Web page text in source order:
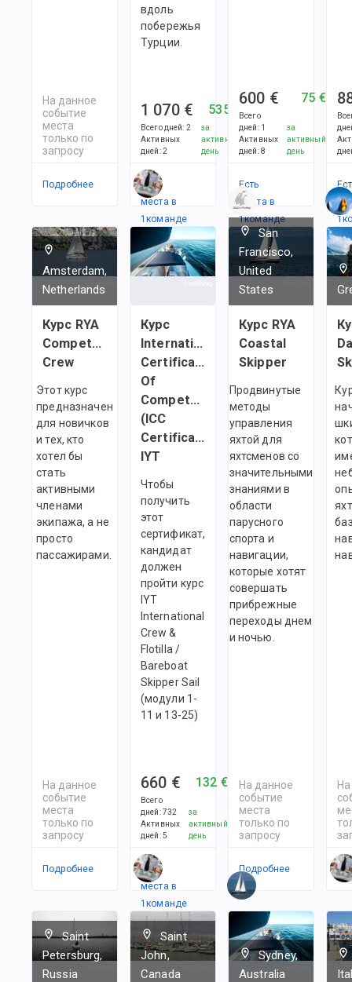
На данное
событие
места
только по
запросу
Подробнее
вдоль
побережья
Турции.
1 070 €
Всего дней: 2
Активных
дней:2
535 €
за
активный
день
Есть
места в
1командe
600 €
Всего
дней: 1
Активных
дней:8
75 €
за
активный
день
Есть
места в
1командe
1
Amsterdam,
Netherlands
Курс RYA
Competent
Crew
Этот курс
предназначен
для новичков
и тех, кто
хотел бы
стать
активными
членами
экипажа, а не
просто
пассажирами.
На данное
событие
места
только по
запросу
Подробнее
Курс
International
Certificate
Of
Competency
(ICC
Certificate)
IYT
Чтобы
получить
этот
сертификат,
кандидат
должен
пройти курс
IYT
International
Crew &
Flotilla /
Bareboat
Skipper Sail
(модули 1-
11 и 13-25)
660 €
Всего
дней:732
Активных
дней:5
132 €
за
активный
день
Есть
места в
1командe
San
Francisco,
United
States
Курс RYA
Coastal
Skipper
Продвинутые
методы
управления
яхтой для
яхтсменов со
значительными
знаниями в
области
парусного
спорта и
навигации,
которые хотят
совершать
прибрежные
переходы днем
и ночью.
На данное
событие
места
только по
запросу
Подробнее
Saint
Petersburg,
Russia
Saint
John,
Canada
Sydney,
Australia